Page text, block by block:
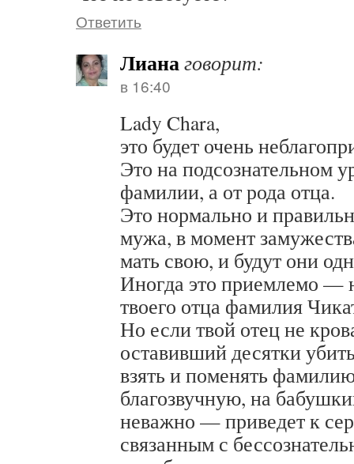
Ответить
Лианаговорит:
в 16:40
Lady Chara,
это будет очень
Это на подсознательном
фамилии, а от рода отца.
Это нормально и
мужа, в момент
мать свою, и будут они
Иногда это приемлемо —
твоего отца фамилия
Но если твой отец не
оставивший десятки
взять и поменять
благозвучную, на
неважно — приведет к
связанным с